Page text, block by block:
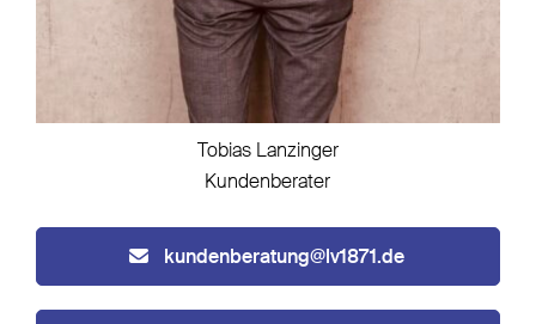
Tobias Lanzinger
Kundenberater
kundenberatung@lv1871.de